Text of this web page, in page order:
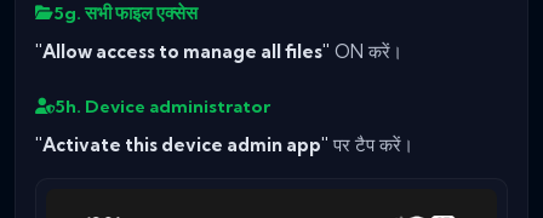
5g. सभी फाइल एक्सेस
"Allow access to manage all files" ON करें।
5h. Device administrator
"Activate this device admin app" पर टैप करें।